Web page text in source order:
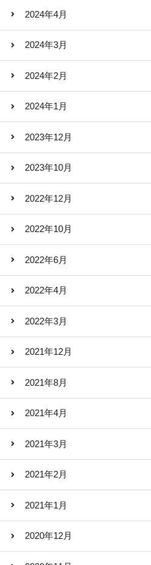
2024年4月
2024年3月
2024年2月
2024年1月
2023年12月
2023年10月
2022年12月
2022年10月
2022年6月
2022年4月
2022年3月
2021年12月
2021年8月
2021年4月
2021年3月
2021年2月
2021年1月
2020年12月